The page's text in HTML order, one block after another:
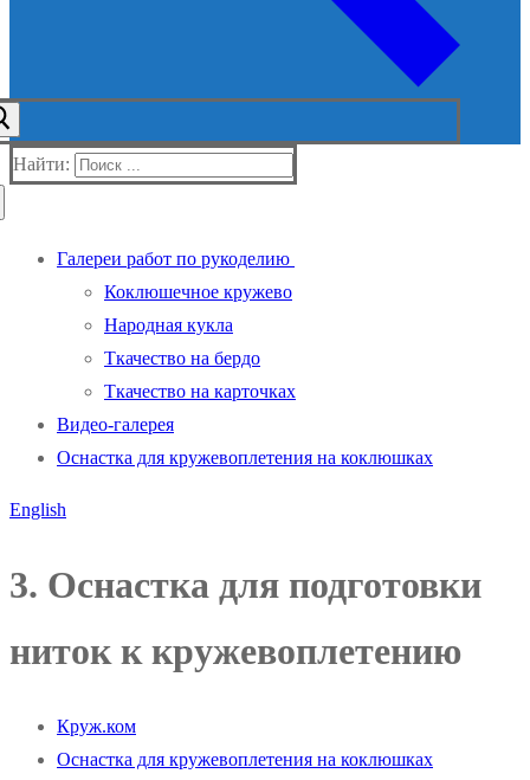
Найти:
Галереи работ по рукоделию
Коклюшечное кружево
Народная кукла
Ткачество на бердо
Ткачество на карточках
Видео-галерея
Оснастка для кружевоплетения на коклюшках
English
3. Оснастка для подготовки
ниток к кружевоплетению
Круж.ком
Оснастка для кружевоплетения на коклюшках